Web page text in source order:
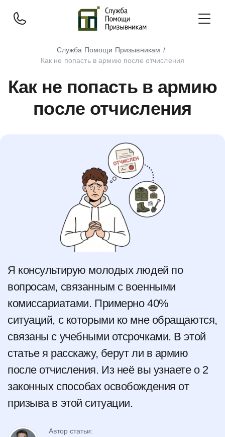
Служба Помощи Призывникам
Как не попасть в армию после отчисления
Как не попасть в армию
после отчисления
Я консультирую молодых людей по
вопросам, связанным с военными
комиссариатами. Примерно 40%
ситуаций, с которыми ко мне обращаются,
связаны с учебными отсрочками. В этой
статье я расскажу, берут ли в армию
после отчисления. Из неё вы узнаете о 2
законных способах освобождения от
призыва в этой ситуации.
Автор статьи: